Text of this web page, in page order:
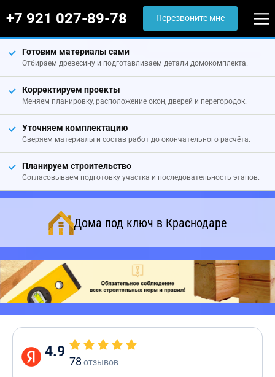
+7 921 027-89-78 Перезвоните мне
Готовим материалы сами
Отбираем древесину и подготавливаем детали домокомплекта.
Корректируем проекты
Меняем планировку, расположение окон, дверей и перегородок.
Уточняем комплектацию
Сверяем материалы и состав работ до окончательного расчёта.
Планируем строительство
Согласовываем подготовку участка и последовательность этапов.
Дома под ключ в Краснодаре
4.9
78 отзывов